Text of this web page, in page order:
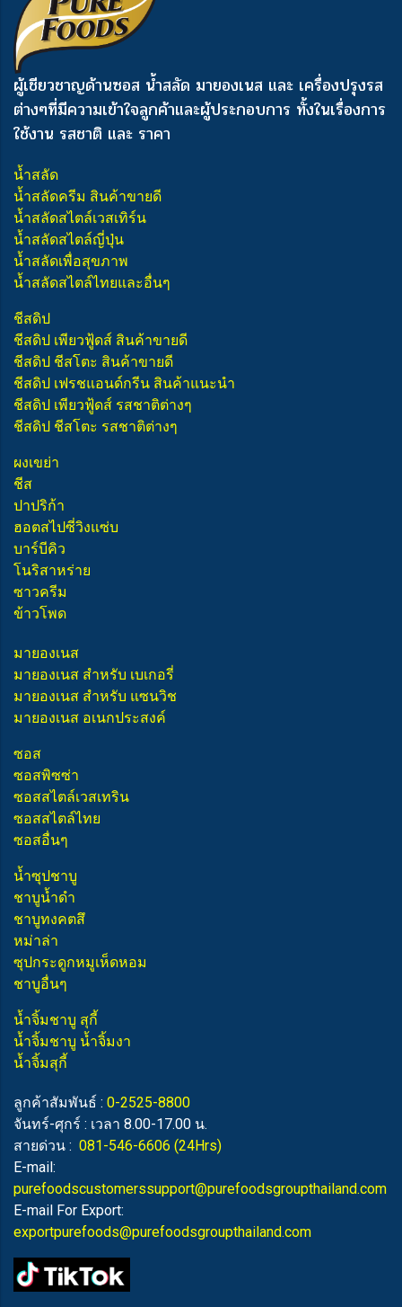
ผู้เชียวชาญด้านซอส น้ำสลัด มายองเนส และ เครื่องปรุงรส
ต่างๆที่มีความเข้าใจลูกค้าและผู้ประกอบการ ทั้งในเรื่องการ
ใช้งาน รสชาติ และ ราคา
น้ำสลัด
น้ำสลัดครีม สินค้าขายดี
น้ำสลัดสไตล์เวสเทิร์น
น้ำสลัดสไตล์ญี่ปุ่น
น้ำสลัดเพื่อสุขภาพ
น้ำสลัดสไตล์ไทยและอื่นๆ
ชีสดิป
ชีสดิป เพียวฟู้ดส์ สินค้าขายดี
ชีสดิป ชีสโตะ สินค้าขายดี
ชีสดิป เฟรชแอนด์กรีน สินค้าแนะนำ
ชีสดิป เพียวฟู้ดส์ รสชาติต่างๆ
ชีสดิป ชีสโตะ รสชาติต่างๆ
ผงเขย่า
ชีส
ปาปริก้า
ฮอตสไปซี่วิงแซ่บ
บาร์บีคิว
โนริสาหร่าย
ซาวครีม
ข้าวโพด
มายองเนส
มายองเนส สำหรับ เบเกอรี่
มายองเนส สำหรับ แซนวิช
มายองเนส อเนกประสงค์
ซอส
ซอสพิซซ่า
ซอสสไตล์เวสเทริน
ซอสสไตล์ไทย
ซอสอื่นๆ
น้ำซุปชาบู
ชาบูน้ำดำ
ชาบูทงคตสึ
หม่าล่า
ซุปกระดูกหมูเห็ดหอม
ชาบูอื่นๆ
น้ำจิ้มชาบู สุกี้
น้ำจิ้มชาบู น้ำจิ้มงา
น้ำจิ้มสุกี้
ลูกค้าสัมพันธ์ : 0-2525-8800
จันทร์-ศุกร์ : เวลา 8.00-17.00 น.
สายด่วน : 081-546-6606 (24Hrs)
E-mail:
purefoodscustomerssupport@purefoodsgroupthailand.com
E-mail For Export:
exportpurefoods@purefoodsgroupthailand.com